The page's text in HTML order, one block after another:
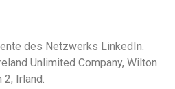
des Netzwerks LinkedIn.
Unlimited Company, Wilton
2, Irland.